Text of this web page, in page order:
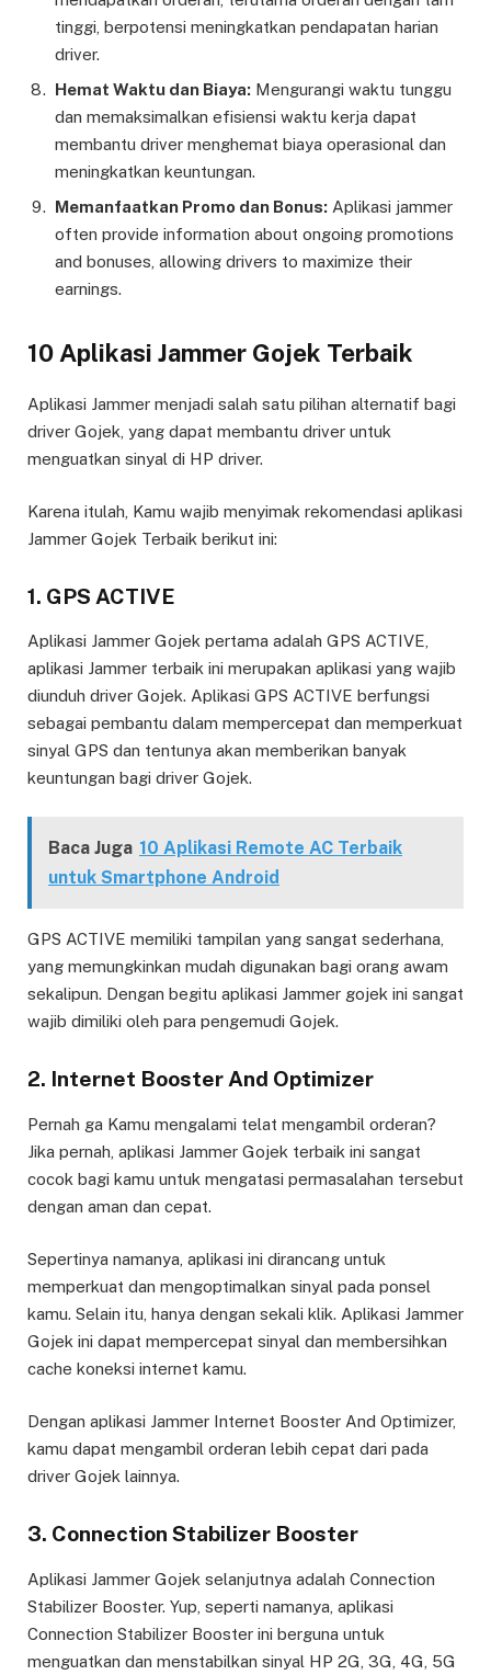
tinggi, berpotensi meningkatkan pendapatan harian
driver.
Hemat Waktu dan Biaya: Mengurangi waktu tunggu
dan memaksimalkan efisiensi waktu kerja dapat
membantu driver menghemat biaya operasional dan
meningkatkan keuntungan.
Memanfaatkan Promo dan Bonus: Aplikasi jammer
often provide information about ongoing promotions
and bonuses, allowing drivers to maximize their
earnings.
10 Aplikasi Jammer Gojek Terbaik
Aplikasi Jammer menjadi salah satu pilihan alternatif bagi
driver Gojek, yang dapat membantu driver untuk
menguatkan sinyal di HP driver.
Karena itulah, Kamu wajib menyimak rekomendasi aplikasi
Jammer Gojek Terbaik berikut ini:
1. GPS ACTIVE
Aplikasi Jammer Gojek pertama adalah GPS ACTIVE,
aplikasi Jammer terbaik ini merupakan aplikasi yang wajib
diunduh driver Gojek. Aplikasi GPS ACTIVE berfungsi
sebagai pembantu dalam mempercepat dan memperkuat
sinyal GPS dan tentunya akan memberikan banyak
keuntungan bagi driver Gojek.
Baca Juga 10 Aplikasi Remote AC Terbaik
untuk Smartphone Android
GPS ACTIVE memiliki tampilan yang sangat sederhana,
yang memungkinkan mudah digunakan bagi orang awam
sekalipun. Dengan begitu aplikasi Jammer gojek ini sangat
wajib dimiliki oleh para pengemudi Gojek.
2. Internet Booster And Optimizer
Pernah ga Kamu mengalami telat mengambil orderan?
Jika pernah, aplikasi Jammer Gojek terbaik ini sangat
cocok bagi kamu untuk mengatasi permasalahan tersebut
dengan aman dan cepat.
Sepertinya namanya, aplikasi ini dirancang untuk
memperkuat dan mengoptimalkan sinyal pada ponsel
kamu. Selain itu, hanya dengan sekali klik. Aplikasi Jammer
Gojek ini dapat mempercepat sinyal dan membersihkan
cache koneksi internet kamu.
Dengan aplikasi Jammer Internet Booster And Optimizer,
kamu dapat mengambil orderan lebih cepat dari pada
driver Gojek lainnya.
3. Connection Stabilizer Booster
Aplikasi Jammer Gojek selanjutnya adalah Connection
Stabilizer Booster. Yup, seperti namanya, aplikasi
Connection Stabilizer Booster ini berguna untuk
menguatkan dan menstabilkan sinyal HP 2G, 3G, 4G, 5G